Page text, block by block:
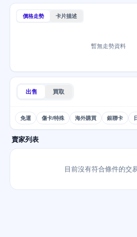
價格走勢 卡片描述
暫無走勢資料
出售 買取
免運 傷卡/特殊 海外購買 銀聯卡
賣家列表
目前沒有符合條件的交